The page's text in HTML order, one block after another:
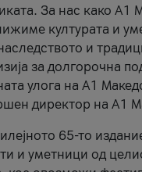
За нас како A1
културата и
и
за долгорочна
улога на A1
директор на A1
65-то
и уметници од